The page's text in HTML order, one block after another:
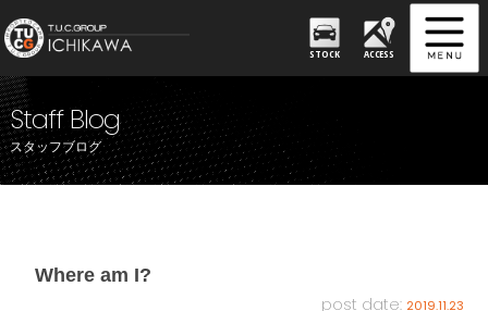
STOCK ACCESS
Staff Blog
スタッフブログ
Where am I?
post date: 2019.11.23